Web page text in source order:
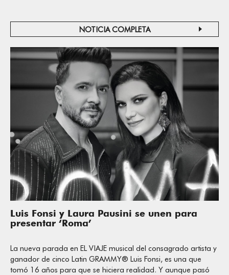
NOTICIA COMPLETA
Luis Fonsi y Laura Pausini se unen para
presentar ‘Roma’
La nueva parada en EL VIAJE musical del consagrado artista y
ganador de cinco Latin GRAMMY® Luis Fonsi, es una que
tomó 16 años para que se hiciera realidad. Y aunque pasó